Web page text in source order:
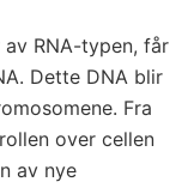
RNA-typen, får
Dette DNA blir
Fra
over cellen
av nye